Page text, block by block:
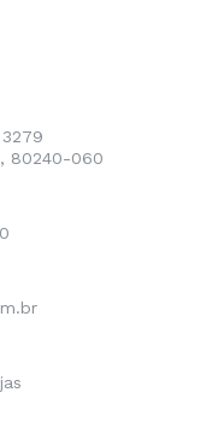
80240-060